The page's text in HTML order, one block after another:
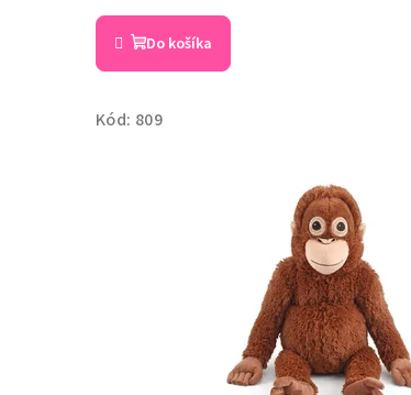
Do košíka
Kód: 809